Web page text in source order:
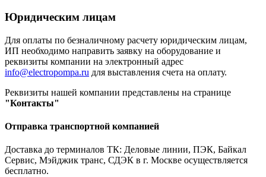
Юридическим лицам
Для оплаты по безналичному расчету юридическим лицам,
ИП необходимо направить заявку на оборудование и
реквизиты компании на электронный адрес
info@electropompa.ru для выставления счета на оплату.
Реквизиты нашей компании представлены на странице
"Контакты"
Отправка транспортной компанией
Доставка до терминалов ТК: Деловые линии, ПЭК, Байкал
Сервис, Мэйджик транс, СДЭК в г. Москве осуществляется
бесплатно.